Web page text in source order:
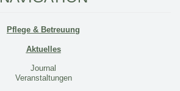
Pflege & Betreuung
Aktuelles
Journal
Veranstaltungen